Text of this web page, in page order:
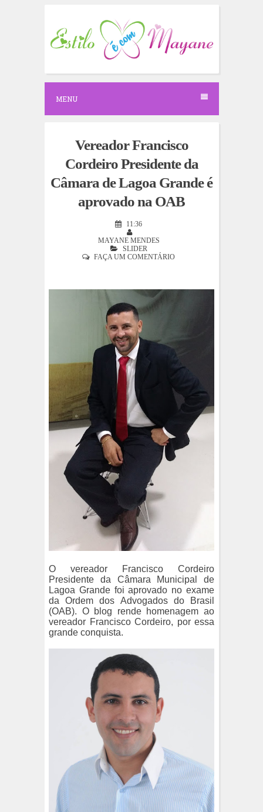
c
o
e
MENU
Vereador Francisco
Cordeiro Presidente da
Câmara de Lagoa Grande é
aprovado na OAB
11:36
MAYANE MENDES
SLIDER
FAÇA UM COMENTÁRIO
O vereador Francisco Cordeiro
Presidente da Câmara Municipal de
Lagoa Grande foi aprovado no exame
da Ordem dos Advogados do Brasil
(OAB). O blog rende homenagem ao
vereador Francisco Cordeiro, por essa
grande conquista.